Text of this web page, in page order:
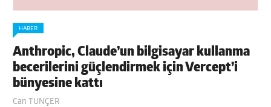
HABER
Anthropic, Claude’un bilgisayar kullanma
becerilerini güçlendirmek için Vercept’i
bünyesine kattı
Can TUNÇER